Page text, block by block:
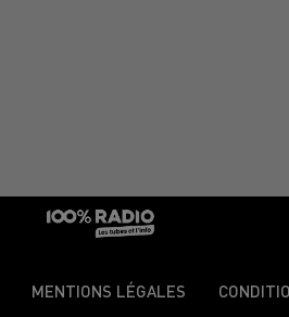
MENTIONS LÉGALES